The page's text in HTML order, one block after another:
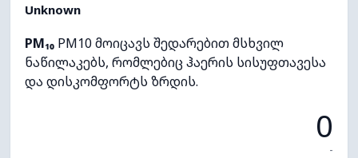
Unknown
PM₁₀ PM10 მოიცავს შედარებით მსხვილ
ნაწილაკებს, რომლებიც ჰაერის სისუფთავესა
და დისკომფორტს ზრდის.
0
-